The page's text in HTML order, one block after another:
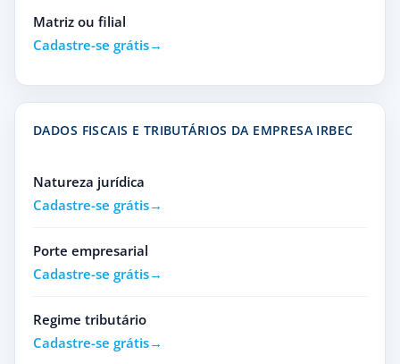
Matriz ou filial
Cadastre-se grátis
DADOS FISCAIS E TRIBUTÁRIOS DA EMPRESA IRBEC
Natureza jurídica
Cadastre-se grátis
Porte empresarial
Cadastre-se grátis
Regime tributário
Cadastre-se grátis